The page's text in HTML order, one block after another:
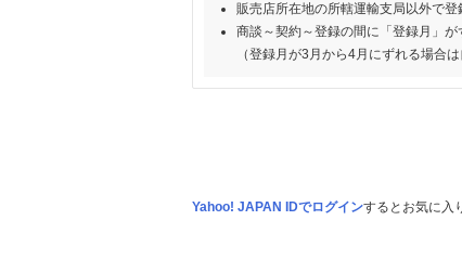
販売店所在地の所轄運輸支局以外で登
商談～契約～登録の間に「登録月」が
（登録月が3月から4月にずれる場合
Yahoo! JAPAN IDでログインするとお気に入